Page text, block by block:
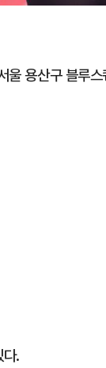
용산구 블루
.